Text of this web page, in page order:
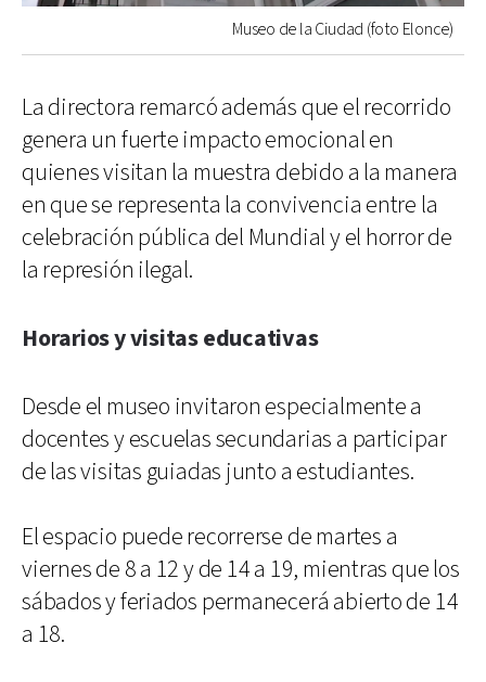
Museo de la Ciudad (foto Elonce)
La directora remarcó además que el recorrido
genera un fuerte impacto emocional en
quienes visitan la muestra debido a la manera
en que se representa la convivencia entre la
celebración pública del Mundial y el horror de
la represión ilegal.
Horarios y visitas educativas
Desde el museo invitaron especialmente a
docentes y escuelas secundarias a participar
de las visitas guiadas junto a estudiantes.
El espacio puede recorrerse de martes a
viernes de 8 a 12 y de 14 a 19, mientras que los
sábados y feriados permanecerá abierto de 14
a 18.